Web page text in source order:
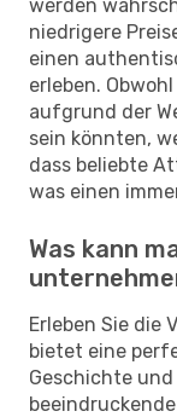
werden
niedrigere
einen
erleben.
aufgrund der
sein könnten,
dass beliebte
was einen
Was kann
Erleben Sie die
bietet eine
Geschichte